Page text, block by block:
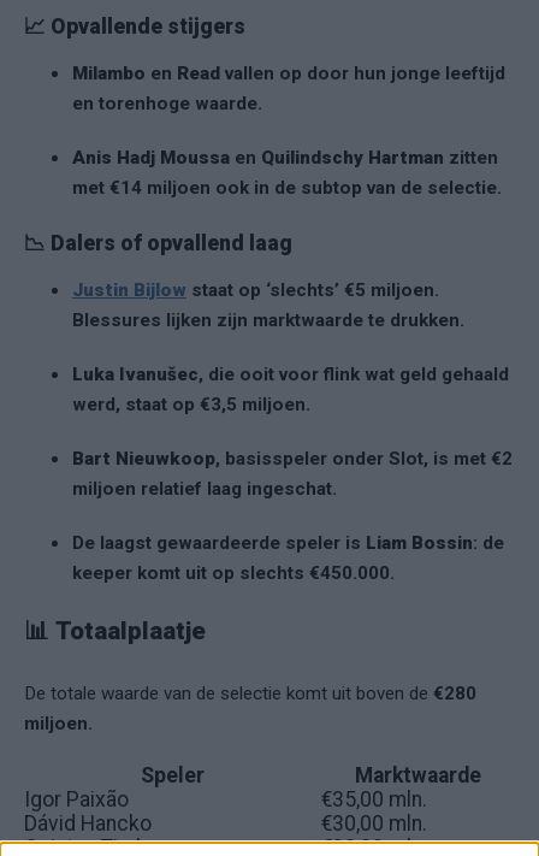
📈 Opvallende stijgers
Milambo en Read vallen op door hun jonge leeftijd
en torenhoge waarde.
Anis Hadj Moussa en Quilindschy Hartman zitten
met €14 miljoen ook in de subtop van de selectie.
📉 Dalers of opvallend laag
Justin Bijlow staat op ‘slechts’ €5 miljoen.
Blessures lijken zijn marktwaarde te drukken.
Luka Ivanušec, die ooit voor flink wat geld gehaald
werd, staat op €3,5 miljoen.
Bart Nieuwkoop, basisspeler onder Slot, is met €2
miljoen relatief laag ingeschat.
De laagst gewaardeerde speler is Liam Bossin: de
keeper komt uit op slechts €450.000.
📊 Totaalplaatje
De totale waarde van de selectie komt uit boven de €280
miljoen.
Speler
Marktwaarde
Igor Paixão
€35,00 mln.
Dávid Hancko
€30,00 mln.
Quinten Timber
€30,00 mln.